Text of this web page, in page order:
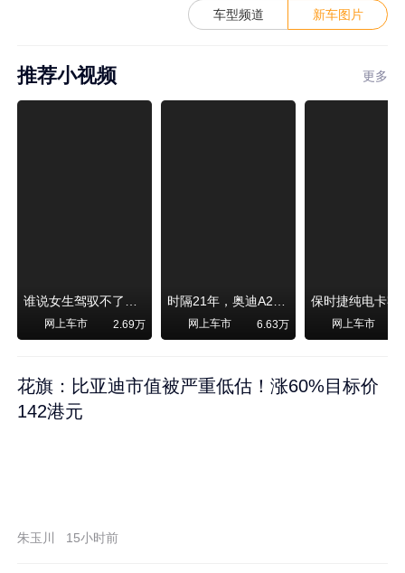
车型频道 新车图片
推荐小视频 更多
谁说女生驾驭不了大SUV？看我开问界M6驰骋坝上草原！
网上车市 2.69万
时隔21年，奥迪A2强势归来！
网上车市 6.63万 网上车市
花旗：比亚迪市值被严重低估！涨60%目标价
142港元
朱玉川 15小时前